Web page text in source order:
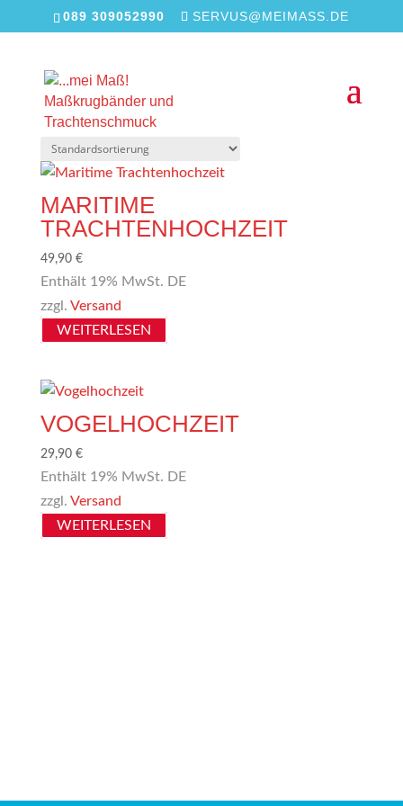
089 309052990 SERVUS@MEIMASS.DE
44 CM
Alle 2 Ergebnisse werden angezeigt
MARITIME
TRACHTENHOCHZEIT
49,90 €
Enthält 19% MwSt. DE
zzgl. Versand
WEITERLESEN
VOGELHOCHZEIT
29,90 €
Enthält 19% MwSt. DE
zzgl. Versand
WEITERLESEN